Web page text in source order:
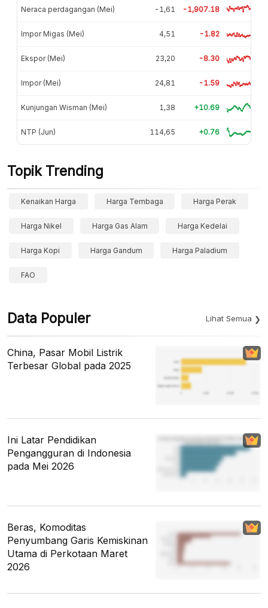
Neraca perdagangan (Mei) -1,61 -1,907.18
Impor Migas (Mei) 4,51 -1.82
Ekspor (Mei) 23,20 -8.30
Impor (Mei) 24,81 -1.59
Kunjungan Wisman (Mei) 1,38 +10.69
NTP (Jun) 114,65 +0.76
Topik Trending
Kenaikan Harga Harga Tembaga Harga Perak
Harga Nikel Harga Gas Alam Harga Kedelai
Harga Kopi Harga Gandum Harga Paladium
FAO
Data Populer Lihat Semua
China, Pasar Mobil Listrik
Terbesar Global pada 2025
Ini Latar Pendidikan
Pengangguran di Indonesia
pada Mei 2026
Beras, Komoditas
Penyumbang Garis Kemiskinan
Utama di Perkotaan Maret
2026